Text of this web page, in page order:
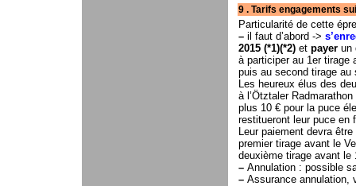
9 . Tarifs engagements
Particularité de cette
– il faut d’abord ->
2015 (*1)(*2) et payer un
à participer au 1er tirage
puis au second tirage au
Les heureux élus des
à l’Ötztaler
plus 10 € pour la puce
restitueront leur puce en
Leur paiement devra
premier tirage avant le
deuxième tirage avant le
– Annulation : possible
– Assurance annulation,